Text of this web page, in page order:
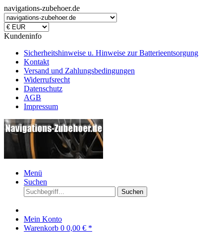
navigations-zubehoer.de
Kundeninfo
Sicherheitshinweise u. Hinweise zur Batterieentsorgung
Kontakt
Versand und Zahlungsbedingungen
Widerrufsrecht
Datenschutz
AGB
Impressum
Menü
Suchen
Suchen
Mein Konto
Warenkorb 0 0,00 € *